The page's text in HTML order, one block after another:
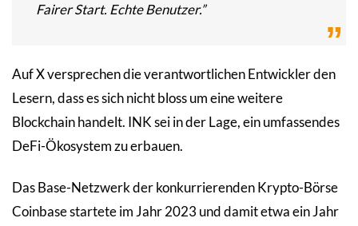
Fairer Start. Echte Benutzer.”
Auf X versprechen die verantwortlichen Entwickler den
Lesern, dass es sich nicht bloss um eine weitere
Blockchain handelt. INK sei in der Lage, ein umfassendes
DeFi-Ökosystem zu erbauen.
Das Base-Netzwerk der konkurrierenden Krypto-Börse
Coinbase startete im Jahr 2023 und damit etwa ein Jahr